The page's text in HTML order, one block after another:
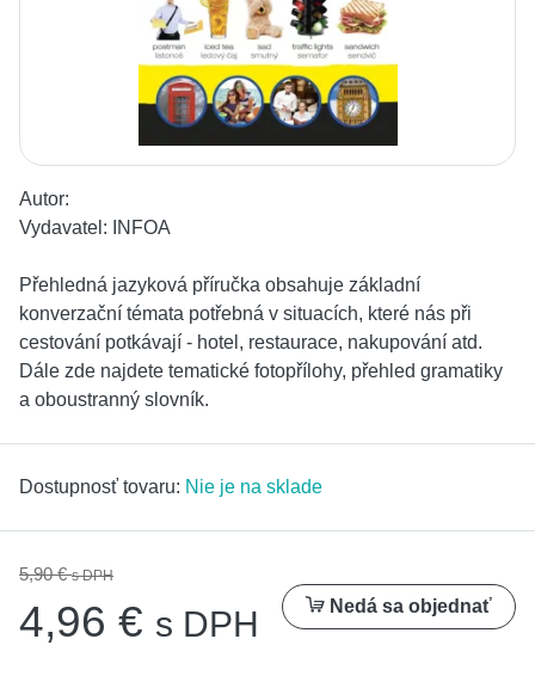
Autor:
Vydavatel:
INFOA
Přehledná jazyková příručka obsahuje základní
konverzační témata potřebná v situacích, které nás při
cestování potkávají - hotel, restaurace, nakupování atd.
Dále zde najdete tematické fotopřílohy, přehled gramatiky
a oboustranný slovník.
Dostupnosť tovaru: Nie je na sklade
5,90 €s DPH
4,96 € s DPH Nedá sa objednať